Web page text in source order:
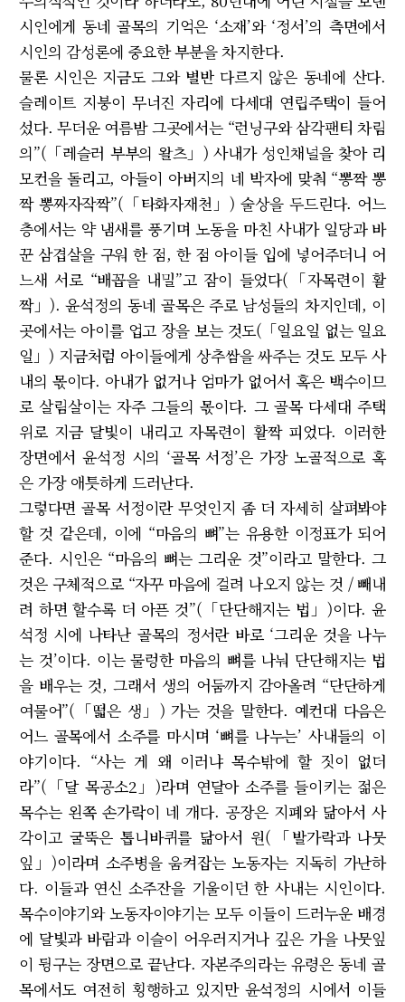
시인에게 동네 골목의 기억은 ‘소재’와 ‘정서’의 측면에서
시인의 감성론에 중요한 부분을 차지한다.
물론 시인은 지금도 그와 별반 다르지 않은 동네에 산다.
슬레이트 지붕이 무너진 자리에 다세대 연립주택이 들어
섰다. 무더운 여름밤 그곳에서는 “런닝구와 삼각팬티 차림
의”(「레슬러 부부의 왈츠」) 사내가 성인채널을 찾아 리
모컨을 돌리고, 아들이 아버지의 네 박자에 맞춰 “뽕짝 뽕
짝 뽕짜자작짝”(「타화자재천」) 술상을 두드린다. 어느
층에서는 약 냄새를 풍기며 노동을 마친 사내가 일당과 바
꾼 삼겹살을 구워 한 점, 한 점 아이들 입에 넣어주더니 어
느새 서로 “배꼽을 내밀”고 잠이 들었다(「자목련이 활
짝」). 윤석정의 동네 골목은 주로 남성들의 차지인데, 이
곳에서는 아이를 업고 장을 보는 것도(「일요일 없는 일요
일」) 지금처럼 아이들에게 상추쌈을 싸주는 것도 모두 사
내의 몫이다. 아내가 없거나 엄마가 없어서 혹은 백수이므
로 살림살이는 자주 그들의 몫이다. 그 골목 다세대 주택
위로 지금 달빛이 내리고 자목련이 활짝 피었다. 이러한
장면에서 윤석정 시의 ‘골목 서정’은 가장 노골적으로 혹
은 가장 애틋하게 드러난다.
그렇다면 골목 서정이란 무엇인지 좀 더 자세히 살펴봐야
할 것 같은데, 이에 “마음의 뼈”는 유용한 이정표가 되어
준다. 시인은 “마음의 뼈는 그리운 것”이라고 말한다. 그
것은 구체적으로 “자꾸 마음에 걸려 나오지 않는 것 / 빼내
려 하면 할수록 더 아픈 것”(「단단해지는 법」)이다. 윤
석정 시에 나타난 골목의 정서란 바로 ‘그리운 것을 나누
는 것’이다. 이는 물렁한 마음의 뼈를 나눠 단단해지는 법
을 배우는 것, 그래서 생의 어둠까지 감아올려 “단단하게
여물어”(「떫은 생」) 가는 것을 말한다. 예컨대 다음은
어느 골목에서 소주를 마시며 ‘뼈를 나누는’ 사내들의 이
야기이다. “사는 게 왜 이러냐 목수밖에 할 짓이 없더
라”(「달 목공소2」)라며 연달아 소주를 들이키는 젊은
목수는 왼쪽 손가락이 네 개다. 공장은 지폐와 닮아서 사
각이고 굴뚝은 톱니바퀴를 닮아서 원(「발가락과 나뭇
잎」)이라며 소주병을 움켜잡는 노동자는 지독히 가난하
다. 이들과 연신 소주잔을 기울이던 한 사내는 시인이다.
목수이야기와 노동자이야기는 모두 이들이 드러누운 배경
에 달빛과 바람과 이슬이 어우러지거나 깊은 가을 나뭇잎
이 뒹구는 장면으로 끝난다. 자본주의라는 유령은 동네 골
목에서도 여전히 횡행하고 있지만 윤석정의 시에서 이들